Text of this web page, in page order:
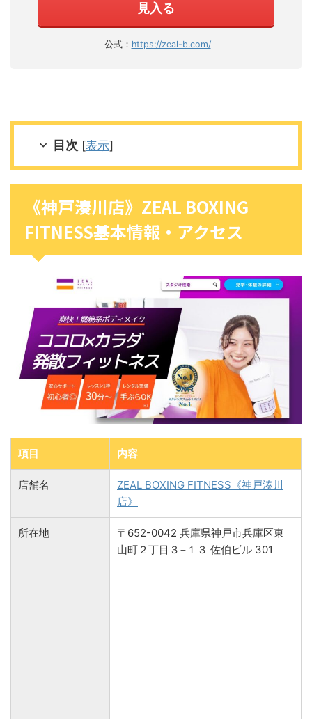
見入る
公式： https://zeal-b.com/
目次 [表示]
《神戸湊川店》ZEAL BOXING
FITNESS基本情報・アクセス
項目 内容
店舗名
ZEAL BOXING FITNESS《神戸湊川
店》
所在地
〒652-0042 兵庫県神戸市兵庫区東
山町２丁目３−１３ 佐伯ビル 301